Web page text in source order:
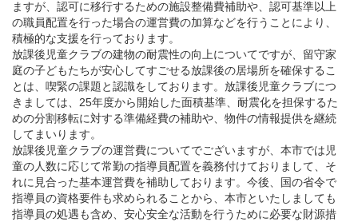
ますが、認可に移行するための施設整備費補助や、認可基準以上
の職員配置を行った場合の運営費の加算などを行うことにより、
積極的な支援を行っております。
放課後児童クラブの建物の耐震性の向上についてですが、留守家
庭の子どもたちが安心してすごせる放課後の居場所を確保するこ
とは、喫緊の課題と認識をしております。放課後児童クラブにつ
きましては、25年度から開始した面積基準、耐震化を担保するた
めの分割移転に対する準備経費の補助や、物件の情報提供を継続
してまいります。
放課後児童クラブの運営費についてでございますが、本市では児
童の人数に応じて常勤の指導員配置を義務付けておりまして、そ
れに見合った基本運営費を補助しております。今後、国の省令で
指導員の資格要件も求められることから、本市といたしましても
指導員の処遇も含め、安心安全な活動を行うために必要な財源措